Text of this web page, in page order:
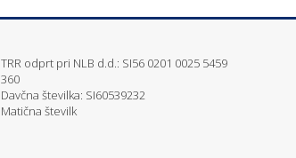
TRR odprt pri NLB d.d.: SI56 0201 0025 5459
360
Davčna številka: SI60539232
Matična številk